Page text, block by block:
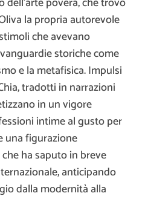
la propria autorevole
che avevano
storiche come
e la metafisica. Impulsi
tradotti in narrazioni
in un vigore
intime al gusto per
una figurazione
ha saputo in breve
anticipando
dalla modernità alla